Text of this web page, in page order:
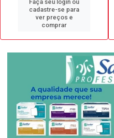
Faça seu login ou
cadastre-se para
ver preços e
comprar